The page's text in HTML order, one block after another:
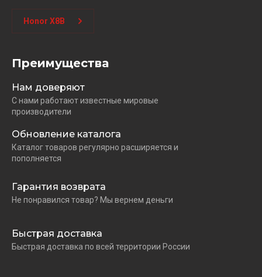
Honor X8B
Преимущества
Нам доверяют
С нами работают известные мировые
производители
Обновление каталога
Каталог товаров регулярно расширяется и
пополняется
Гарантия возврата
Не понравился товар? Мы вернем деньги
Быстрая доставка
Быстрая доставка по всей территории России